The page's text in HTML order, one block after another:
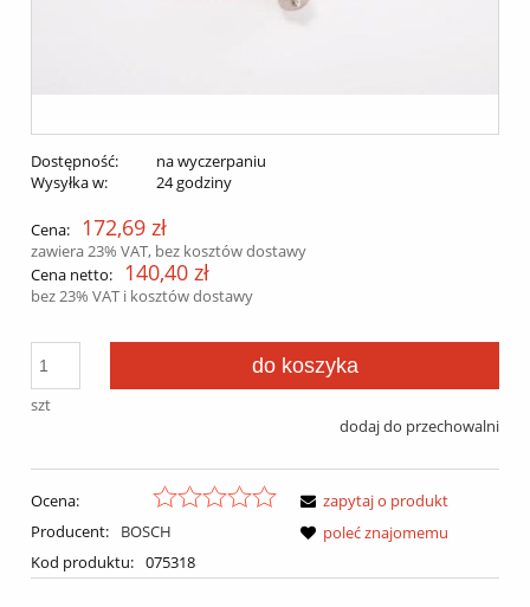
Dostępność:
na wyczerpaniu
Wysyłka w:
24 godziny
Cena: 172,69 zł
zawiera 23% VAT, bez kosztów dostawy
Cena netto:
140,40 zł
bez 23% VAT i kosztów dostawy
szt
do koszyka
dodaj do przechowalni
Ocena:
Producent:
BOSCH
Kod produktu: 075318
zapytaj o produkt
poleć znajomemu